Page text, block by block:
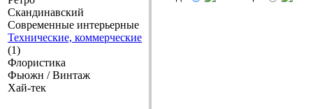
Скандинавский
Современные интерьерные
Технические, коммерческие
(1)
Флористика
Фьюжн / Винтаж
Хай-тек